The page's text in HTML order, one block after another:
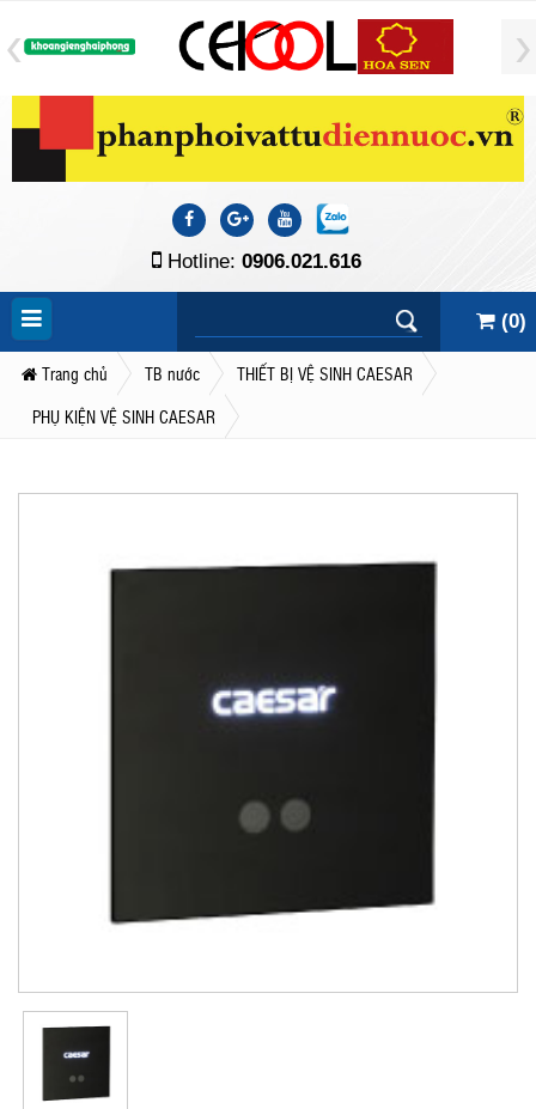
Hotline: 0906.021.616
(0)
Trang chủ TB nước
THIẾT BỊ VỆ SINH CAESAR
PHỤ KIỆN VỆ SINH CAESAR